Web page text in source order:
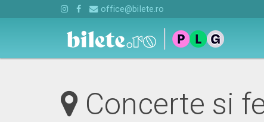
office@bilete.ro
Concerte si